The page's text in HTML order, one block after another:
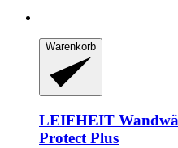
Warenkorb
LEIFHEIT
Protect Plus